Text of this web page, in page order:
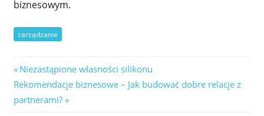
biznesowym.
zarządzanie
Nawigacja
wpisu
Previous
Post:
Niezastąpione własności silikonu
Next
Post:
Rekomendacje biznesowe – Jak budować dobre relacje z
partnerami?